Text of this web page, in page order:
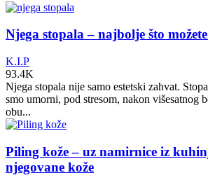
Njega stopala – najbolje što
K.I.P
93.4K
Njega stopala nije samo estetski zahvat.
smo umorni, pod stresom, nakon višesatnog
obu...
Piling kože – uz namirnice iz
njegovane kože